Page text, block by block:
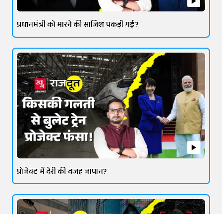
प्रधानमंत्री को मारने की साजिश पकड़ी गई?
प्रोजेक्ट में देरी की वजह जापान?